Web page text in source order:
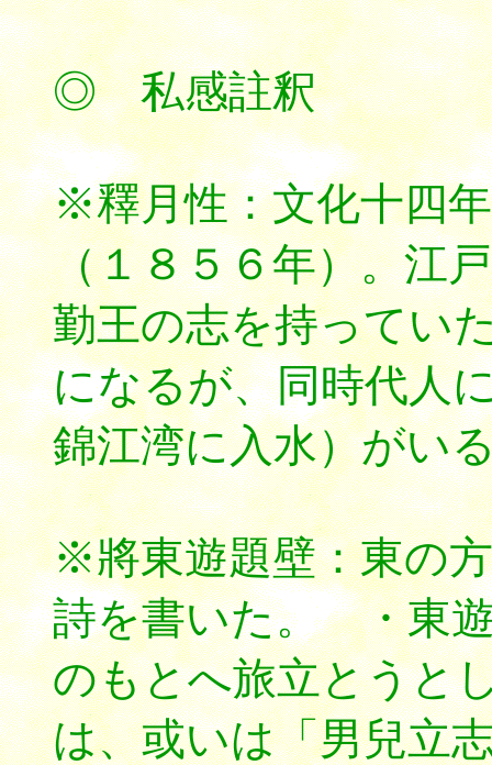
◎ 私感註釈
※釋月性：文化十四
（１８５６年）。江
勤王の志を持ってい
になるが、同時代人
錦江湾に入水）がい
※將東遊題壁：東の
詩を書いた。 ・東
のもとへ旅立とうと
は、或いは「男兒立